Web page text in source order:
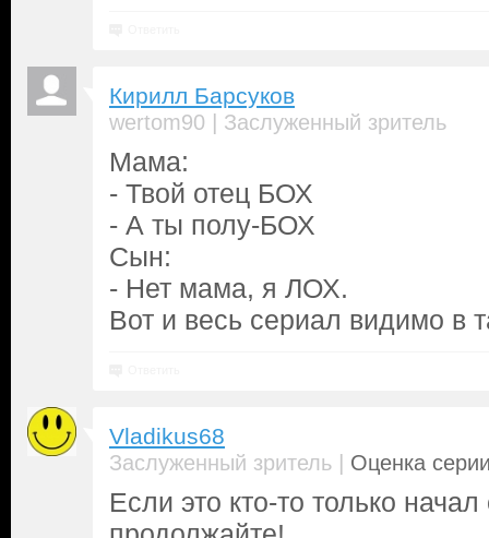
Кирилл Барсуков
wertom90 | Заслуженный зритель
Мама:
- Твой отец БОХ
- А ты полу-БОХ
Сын:
- Нет мама, я ЛОХ.
Вот и весь сериал видимо в
Vladikus68
Заслуженный зритель | Оценка
Если это кто-то только